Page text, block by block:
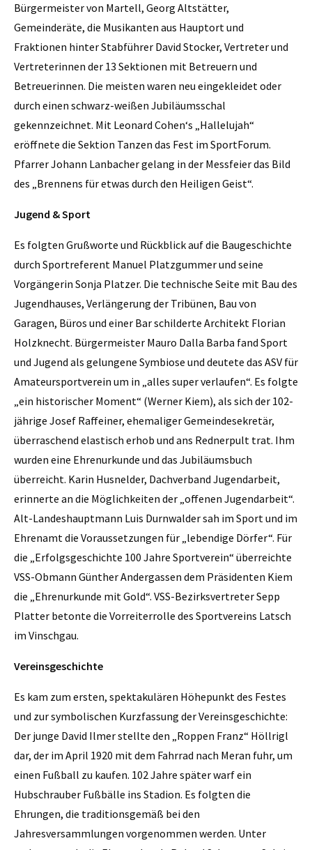
Bürgermeister von Martell, Georg Altstätter,
Gemeinderäte, die Musikanten aus Hauptort und
Fraktionen hinter Stabführer David Stocker, Vertreter und
Vertreterinnen der 13 Sektionen mit Betreuern und
Betreuerinnen. Die meisten waren neu eingekleidet oder
durch einen schwarz-weißen Jubiläumsschal
gekennzeichnet. Mit Leonard Cohen‘s „Hallelujah“
eröffnete die Sektion Tanzen das Fest im SportForum.
Pfarrer Johann Lanbacher gelang in der Messfeier das Bild
des „Brennens für etwas durch den Heiligen Geist“.
Jugend & Sport
Es folgten Grußworte und Rückblick auf die Baugeschichte
durch Sportreferent Manuel Platzgummer und seine
Vorgängerin Sonja Platzer. Die technische Seite mit Bau des
Jugendhauses, Verlängerung der Tribünen, Bau von
Garagen, Büros und einer Bar schilderte Architekt Florian
Holzknecht. Bürgermeister Mauro Dalla Barba fand Sport
und Jugend als gelungene Symbiose und deutete das ASV für
Amateursportverein um in „alles super verlaufen“. Es folgte
„ein historischer Moment“ (Werner Kiem), als sich der 102-
jährige Josef Raffeiner, ehemaliger Gemeindesekretär,
überraschend elastisch erhob und ans Rednerpult trat. Ihm
wurden eine Ehrenurkunde und das Jubiläumsbuch
überreicht. Karin Husnelder, Dachverband Jugendarbeit,
erinnerte an die Möglichkeiten der „offenen Jugendarbeit“.
Alt-Landeshauptmann Luis Durnwalder sah im Sport und im
Ehrenamt die Voraussetzungen für „lebendige Dörfer“. Für
die „Erfolgsgeschichte 100 Jahre Sportverein“ überreichte
VSS-Obmann Günther Andergassen dem Präsidenten Kiem
die „Ehrenurkunde mit Gold“. VSS-Bezirksvertreter Sepp
Platter betonte die Vorreiterrolle des Sportvereins Latsch
im Vinschgau.
Vereinsgeschichte
Es kam zum ersten, spektakulären Höhepunkt des Festes
und zur symbolischen Kurzfassung der Vereinsgeschichte:
Der junge David Ilmer stellte den „Roppen Franz“ Höllrigl
dar, der im April 1920 mit dem Fahrrad nach Meran fuhr, um
einen Fußball zu kaufen. 102 Jahre später warf ein
Hubschrauber Fußbälle ins Stadion. Es folgten die
Ehrungen, die traditionsgemäß bei den
Jahresversammlungen vorgenommen werden. Unter